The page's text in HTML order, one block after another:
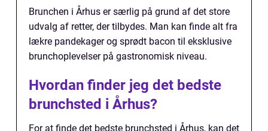
Brunchen i Århus er særlig på grund af det store
udvalg af retter, der tilbydes. Man kan finde alt fra
lækre pandekager og sprødt bacon til eksklusive
brunchoplevelser på gastronomisk niveau.
Hvordan finder jeg det bedste
brunchsted i Århus?
For at finde det bedste brunchsted i Århus, kan det